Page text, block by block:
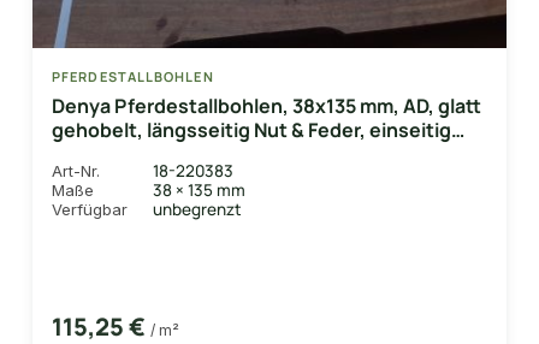
PFERDESTALLBOHLEN
Denya Pferdestallbohlen, 38x135 mm, AD, glatt
gehobelt, längsseitig Nut & Feder, einseitig
Art-Nr. 18-220383
Maße 38 × 135 mm
Verfügbar unbegrenzt
115,25 € / m²